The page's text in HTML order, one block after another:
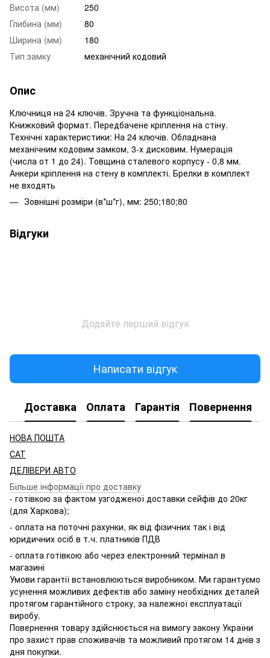
Висота (мм)
250
Глибина (мм)
80
Ширина (мм)
180
Тип замку
механічний кодовий
Опис
Ключниця на 24 ключів. Зручна та функціональна.
Книжковий формат. Передбачене кріплення на стіну.
Технічні характеристики: На 24 ключів. Обладнана
механічним кодовим замком, 3-х дисковим. Нумерація
(числа от 1 до 24). Товщина сталевого корпусу - 0,8 мм.
Анкери кріплення на стену в комплекті. Брелки в комплект
не входять
Зовнішні розміри (в*ш*г), мм: 250;180;80
Відгуки
Додайте перший відгук
Написати відгук
Доставка Оплата Гарантія Повернення
НОВА ПОШТА
САТ
ДЕЛІВЕРИ АВТО
Більше інформації про доставку
- готівкою за фактом узгодженої доставки сейфів до 20кг
(для Харкова);
- оплата на поточні рахунки, як від фізичних так і від
юридичних осіб в т.ч. платників ПДВ
- оплата готівкою або через електронний термінал в
магазині
Умови гарантії встановлюються виробником. Ми гарантуємо
усунення можливих дефектів або заміну необхідних деталей
протягом гарантійного строку, за належної експлуатації
виробу.
Повернення товару здійснюється на вимогу закону України
про захист прав споживачів та можливий протягом 14 днів з
дня покупки.